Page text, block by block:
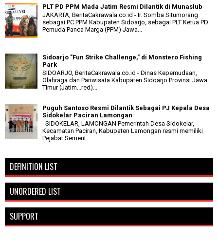
PLT PD PPM Mada Jatim Resmi Dilantik di Munaslub
JAKARTA, BeritaCakrawala.co.id - Ir. Somba Situmorang
sebagai PC PPM Kabupaten Sidoarjo, sebagai PLT Ketua PD
Pemuda Panca Marga (PPM) Jawa...
Sidoarjo "Fun Strike Challenge," di Monstero Fishing
Park
SIDOARJO, BeritaCakrawala.co.id - Dinas Kepemudaan,
Olahraga dan Pariwisata Kabupaten Sidoarjo Provinsi Jawa
Timur (Jatim...red)...
Puguh Santoso Resmi Dilantik Sebagai PJ Kepala Desa
Sidokelar Paciran Lamongan
SIDOKELAR, LAMONGAN Pemerintah Desa Sidokelar,
Kecamatan Paciran, Kabupaten Lamongan resmi memiliki
Pejabat Sement...
DEFINITION LIST
UNORDERED LIST
SUPPORT